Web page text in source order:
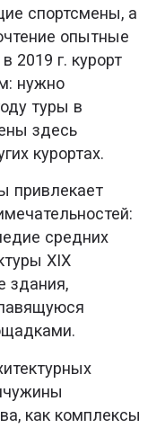
спортсмены, а
опытные
2019 г. курорт
нужно
туры в
здесь
курортах.
привлекает
средних
XIX
здания,
как комплексы